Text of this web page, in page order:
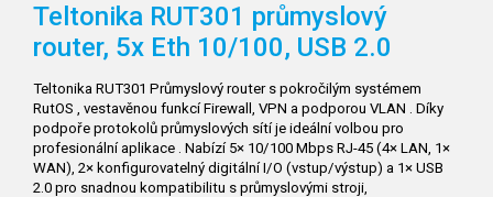
Teltonika RUT301 průmyslový
router, 5x Eth 10/100, USB 2.0
Teltonika RUT301 Průmyslový router s pokročilým systémem
RutOS , vestavěnou funkcí Firewall, VPN a podporou VLAN . Díky
podpoře protokolů průmyslových sítí je ideální volbou pro
profesionální aplikace . Nabízí 5× 10/100 Mbps RJ-45 (4× LAN, 1×
WAN), 2× konfigurovatelný digitální I/O (vstup/výstup) a 1× USB
2.0 pro snadnou kompatibilitu s průmyslovými stroji,